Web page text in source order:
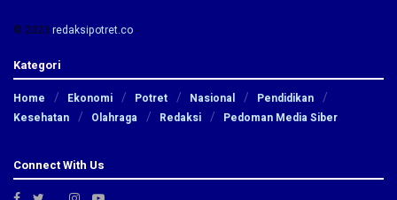
© 2023 redaksipotret.co-
Kategori
Home Ekonomi Potret Nasional
Pendidikan
Kesehatan
Olahraga Redaksi Pedoman Media Siber
Connect With Us